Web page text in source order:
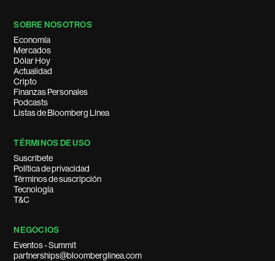
SOBRE NOSOTROS
Economía
Mercados
Dólar Hoy
Actualidad
Cripto
Finanzas Personales
Podcasts
Listas de Bloomberg Línea
TÉRMINOS DE USO
Suscríbete
Política de privacidad
Términos de suscripción
Tecnología
T&C
NEGOCIOS
Eventos - Summit
partnerships@bloomberglinea.com